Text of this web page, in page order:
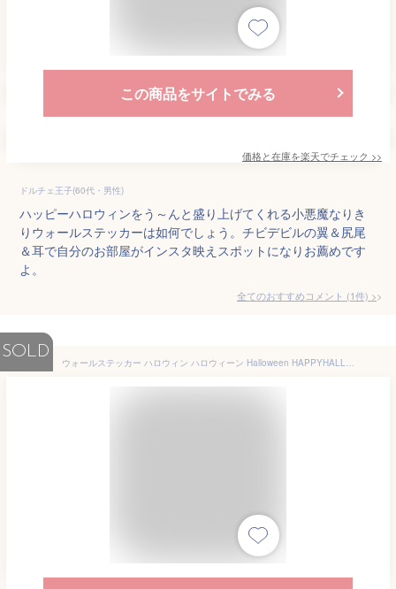
この商品をサイトでみる
価格と在庫を楽天でチェック >>
ドルチェ王子(60代・男性)
ハッピーハロウィンをう～んと盛り上げてくれる小悪魔なりき
りウォールステッカーは如何でしょう。チビデビルの翼＆尻尾
＆耳で自分のお部屋がインスタ映えスポットになりお薦めです
よ。
全てのおすすめコメント (1件) >
SOLD
ウォールステッカー ハロウィン ハロウィーン Halloween HAPPYHALLOWEEN 英字 ロゴ おばけ かぼちゃ タイトル はがせる 壁飾り カフェ インテリアシール Wallsticker ウォールシール ウォールシート